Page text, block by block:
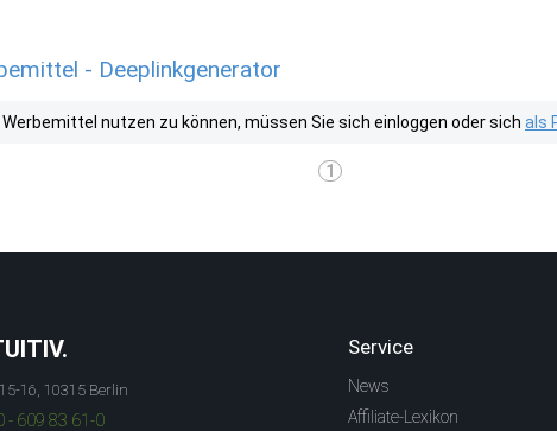
- Deeplinkgenerator
nutzen zu können, müssen Sie sich einloggen oder sich als
1
16, 10315 Berlin
- 609 83 61-0
Service
News
Affiliate-Lexikon